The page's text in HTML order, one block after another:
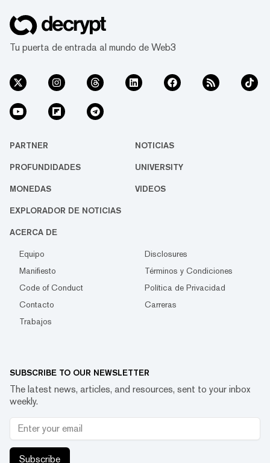
Tu puerta de entrada al mundo de Web3
PARTNER NOTICIAS
PROFUNDIDADES UNIVERSITY
MONEDAS VIDEOS
EXPLORADOR DE NOTICIAS
ACERCA DE
Equipo
Disclosures
Manifiesto
Términos y Condiciones
Code of Conduct
Política de Privacidad
Contacto
Carreras
Trabajos
SUBSCRIBE TO OUR NEWSLETTER
The latest news, articles, and resources, sent to your inbox
weekly.
Subscribe